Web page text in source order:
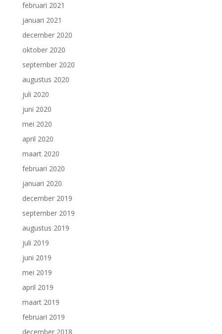
februari 2021
januari 2021
december 2020
oktober 2020
september 2020
augustus 2020
juli 2020
juni 2020
mei 2020
april 2020
maart 2020
februari 2020
januari 2020
december 2019
september 2019
augustus 2019
juli 2019
juni 2019
mei 2019
april 2019
maart 2019
februari 2019
december 2018